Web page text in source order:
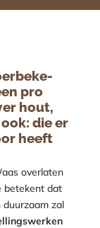
pro
hout,
die er
heeft
overlaten
betekent dat
zal